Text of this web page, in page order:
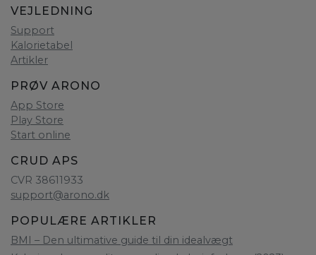
VEJLEDNING
Support
Kalorietabel
Artikler
PRØV ARONO
App Store
Play Store
Start online
CRUD APS
CVR 38611933
support@arono.dk
POPULÆRE ARTIKLER
BMI – Den ultimative guide til din idealvægt